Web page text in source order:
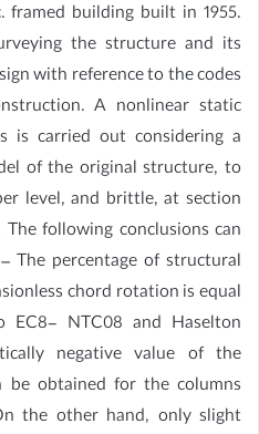
building built in 1955.
the structure and its
with reference to the codes
A nonlinear static
is carried out considering a
of the original structure, to
level, and brittle, at section
following conclusions can
The percentage of structural
chord rotation is equal
EC8- NTC08 and Haselton
negative value of the
obtained for the columns
the other hand, only slight